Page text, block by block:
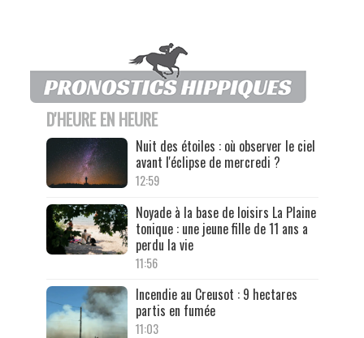
D'HEURE EN HEURE
Nuit des étoiles : où observer le ciel
avant l'éclipse de mercredi ?
12:59
Noyade à la base de loisirs La Plaine
tonique : une jeune fille de 11 ans a
perdu la vie
11:56
Incendie au Creusot : 9 hectares
partis en fumée
11:03